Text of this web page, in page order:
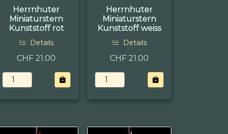
Herrnhuter
Miniaturstern
Kunststoff rot
Details
CHF 21.00
Herrnhuter
Miniaturstern
Kunststoff weiss
Details
CHF 21.00